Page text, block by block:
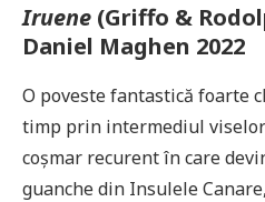
Iruene (Griffo &
Daniel Maghen 2022
O poveste fantastică foarte
timp prin intermediul
coșmar recurent în care
guanche din Insulele